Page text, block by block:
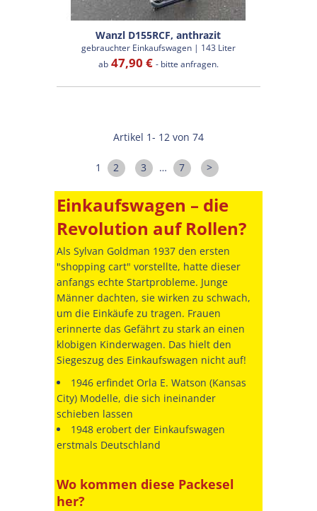
Wanzl D155RCF, anthrazit
gebrauchter Einkaufswagen | 143 Liter
ab47,90 € - bitte anfragen.
Artikel 1- 12 von 74
1 2 3 … 7 >
Einkaufswagen – die
Revolution auf Rollen?
Als Sylvan Goldman 1937 den ersten
"shopping cart" vorstellte, hatte dieser
anfangs echte Startprobleme. Junge
Männer dachten, sie wirken zu schwach,
um die Einkäufe zu tragen. Frauen
erinnerte das Gefährt zu stark an einen
klobigen Kinderwagen. Das hielt den
Siegeszug des Einkaufswagen nicht auf!
1946 erfindet Orla E. Watson (Kansas
City) Modelle, die sich ineinander
schieben lassen
1948 erobert der Einkaufswagen
erstmals Deutschland
Wo kommen diese Packesel
her?